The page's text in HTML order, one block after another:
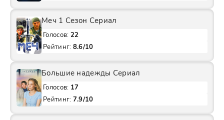
Меч 1 Сезон Сериал
Голосов: 22
Рейтинг: 8.6/10
Большие надежды Сериал
Голосов: 17
Рейтинг: 7.9/10